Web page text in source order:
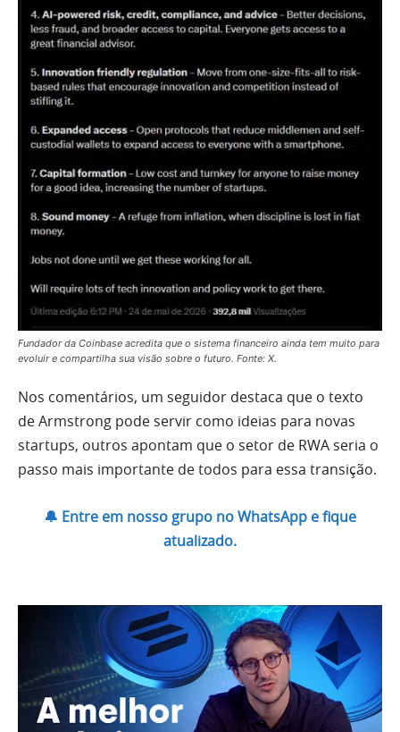
Fundador da Coinbase acredita que o sistema financeiro ainda tem muito para
evoluir e compartilha sua visão sobre o futuro. Fonte: X.
Nos comentários, um seguidor destaca que o texto
de Armstrong pode servir como ideias para novas
startups, outros apontam que o setor de RWA seria o
passo mais importante de todos para essa transição.
🔔 Entre em nosso grupo no WhatsApp e fique
atualizado.